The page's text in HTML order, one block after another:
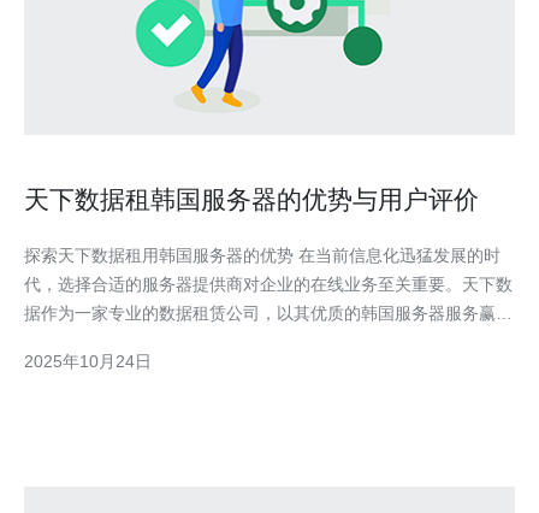
天下数据租韩国服务器的优势与用户评价
探索天下数据租用韩国服务器的优势 在当前信息化迅猛发展的时
代，选择合适的服务器提供商对企业的在线业务至关重要。天下数
据作为一家专业的数据租赁公司，以其优质的韩国服务器服务赢得
大优势，以及用户的真实评价，帮助您做出明智的决策。 1. 卓越
2025年10月24日